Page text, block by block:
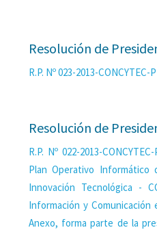
Resolución de
R.P. Nº 023-2013-CONCYTEC-
Resolución de
R.P. Nº 022-2013-
Plan Operativo Informático
Innovación Tecnológica -
Información y Comunicación
Anexo, forma parte de la